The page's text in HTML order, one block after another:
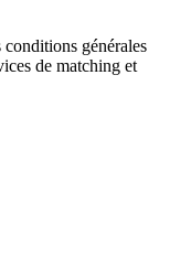
conditions générales
de matching et